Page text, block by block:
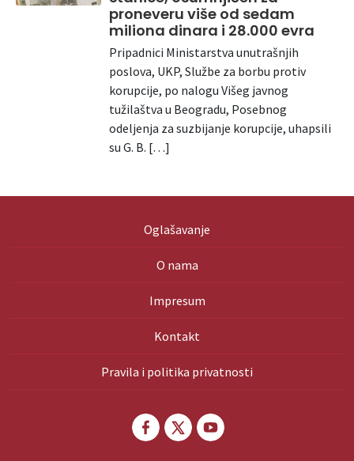
proneveru više od sedam
miliona dinara i 28.000 evra
Pripadnici Ministarstva unutrašnjih
poslova, UKP, Službe za borbu protiv
korupcije, po nalogu Višeg javnog
tužilaštva u Beogradu, Posebnog
odeljenja za suzbijanje korupcije, uhapsili
su G. B. […]
Oglašavanje
O nama
Impresum
Kontakt
Pravila i politika privatnosti